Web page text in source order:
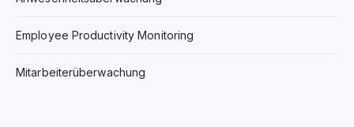
Employee Productivity Monitoring
Mitarbeiterüberwachung